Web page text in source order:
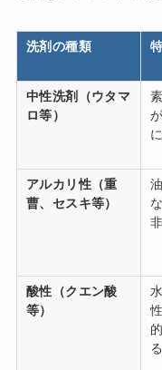
洗剤の種類
中性洗剤（ウタマ
ロ等）
アルカリ性（重
曹、セスキ等）
酸性（クエン酸
等）